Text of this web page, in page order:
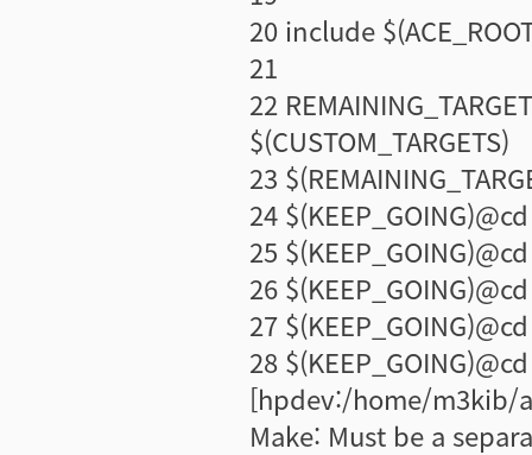
20 include
21
22
$(CUSTOM_TARGETS)
23
24
25
26
27
28
[hpdev:/home/m3kib/
Make: Must be a